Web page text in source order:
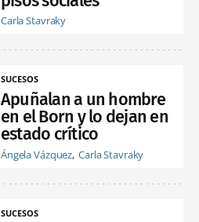
Carla Stavraky
SUCESOS
Apuñalan a un hombre
en el Born y lo dejan en
estado crítico
Ángela Vázquez Carla Stavraky
SUCESOS